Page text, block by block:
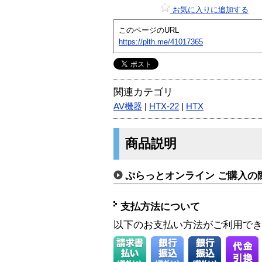
お気に入りに追加する
このページのURL
https://plth.me/41017365
関連カテゴリ
AV機器 HTX-22 HTX
商品説明
ぷらっとオンライン ご購入の
支払方法について
以下のお支払い方法がご利用で